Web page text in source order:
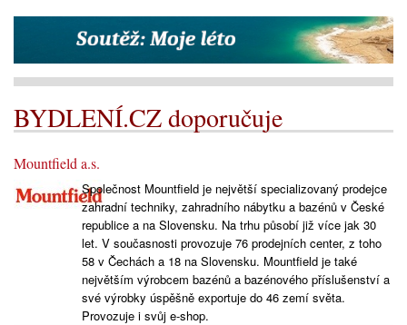
BYDLENÍ.CZ doporučuje
Mountfield a.s.
Společnost Mountfield je největší specializovaný prodejce
zahradní techniky, zahradního nábytku a bazénů v České
republice a na Slovensku. Na trhu působí již více jak 30
let. V současnosti provozuje 76 prodejních center, z toho
58 v Čechách a 18 na Slovensku. Mountfield je také
největším výrobcem bazénů a bazénového příslušenství a
své výrobky úspěšně exportuje do 46 zemí světa.
Provozuje i svůj e-shop.